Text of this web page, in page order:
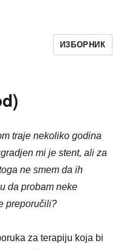
ИЗБОРНИК
traje nekoliko godina
mi je stent, ali za
ne smem da ih
da probam neke
preporučili?
za terapiju koja bi